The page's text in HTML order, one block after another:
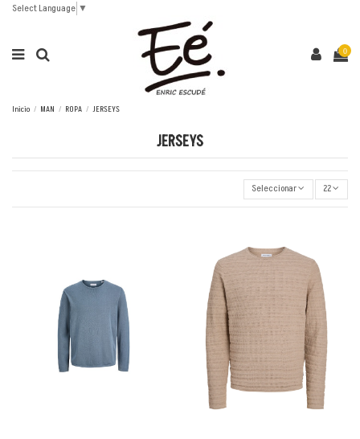
Select Language ▼
0
Inicio MAN ROPA JERSEYS
JERSEYS
Seleccionar 22